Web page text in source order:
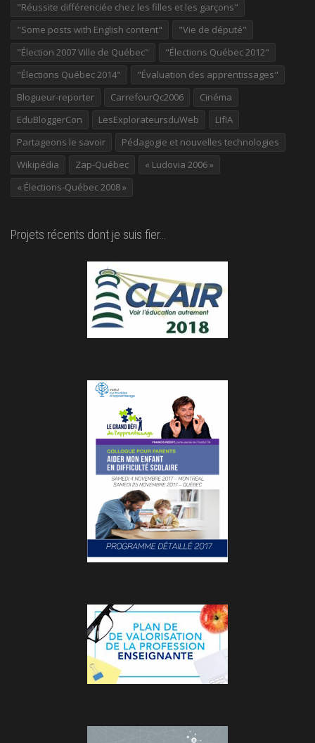
"Réussite différenciée chez les filles et les garçons"
"Some posts with English content"
"Vie de député"
"Élection 2007 Ville de Québec"
"Élections Québec 2012"
"Élections Québec 2014"
"Évaluation des apprentissages"
Blogueur-reporter
CarrefourQc2006
Cinéma
EduBloggerCon
LesExplorateursduWeb
LIfIA
Partageons le savoir
Pédagogie et nouvelles technologies
Wikipédia
Zap-Québec
« Ludovia 2006 »
« Élections-Québec 2008 »
Projets récents dont je suis fier…